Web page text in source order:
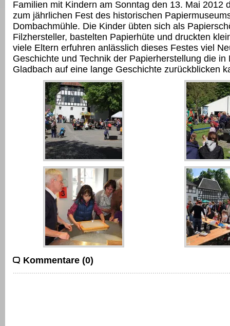
Familien mit Kindern am Sonntag den 13. Mai 2012
zum jährlichen Fest des historischen
Dombachmühle. Die Kinder übten sich als
Filzhersteller, bastelten Papierhüte und druckten
viele Eltern erfuhren anlässlich dieses Festes viel
Geschichte und Technik der Papierherstellung die in
Gladbach auf eine lange Geschichte zurückblicken
Kommentare (0)